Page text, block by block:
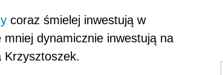
coraz śmielej inwestują w
dynamicznie inwestują na
Krzysztoszek.